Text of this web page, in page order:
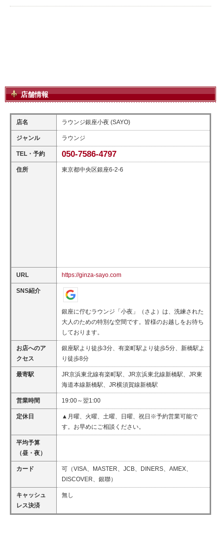
店舗情報
店名 ラウンジ銀座小夜 (SAYO)
ジャンル ラウンジ
TEL・予約 050-7586-4797
住所 東京都中央区銀座6-2-6
URL https://ginza-sayo.com
SNS紹介
銀座に佇むラウンジ「小夜」（さよ）は、洗練された
大人のための特別な空間です。皆様のお越しをお待ち
しております。
お店へのア
クセス
銀座駅より徒歩3分、有楽町駅より徒歩5分、新橋駅よ
り徒歩8分
最寄駅
JR京浜東北線有楽町駅、JR京浜東北線新橋駅、JR東
海道本線新橋駅、JR横須賀線新橋駅
営業時間 19:00～翌1:00
定休日
▲月曜、火曜、土曜、日曜、祝日※予約営業可能で
す。お早めにご相談ください。
平均予算
（昼・夜）
カード
可（VISA、MASTER、JCB、DINERS、AMEX、
DISCOVER、銀聯）
キャッシュ
レス決済
無し